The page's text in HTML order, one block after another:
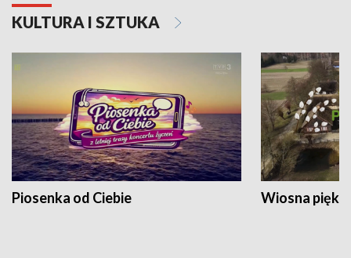
KULTURA I SZTUKA
Piosenka od Ciebie Wiosna